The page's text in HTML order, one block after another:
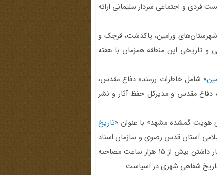
فردی و اجتماعی سردار سلیمانی ارائه
ورامین، پاکدشت، قرچک و
و تاریخی این منطقه همزمان با هفته
» شامل خاطرات رزمنده دفاع مقدس،
دفاع مقدس و مدیرکل حفظ آثار و نشر
هویت گمشده مشهد» با عنوان «تاریخ
آستان قدس رضوی و سازمان اسناد
و کتابخانه ملی شرق کشور برگزار شد، عنوان کرد: مشهد با در اختیار داشتن بیش از ۱۵ هزار ساعت مصاحبه
شفاهی شهری در آسیاست.